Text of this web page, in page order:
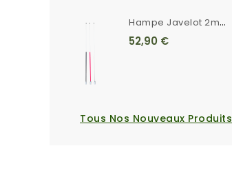
H
Ampe Javelot 2m20 Unie Blanche Ferrule Crantée
52,90 €
Tous Nos Nouveaux Produits